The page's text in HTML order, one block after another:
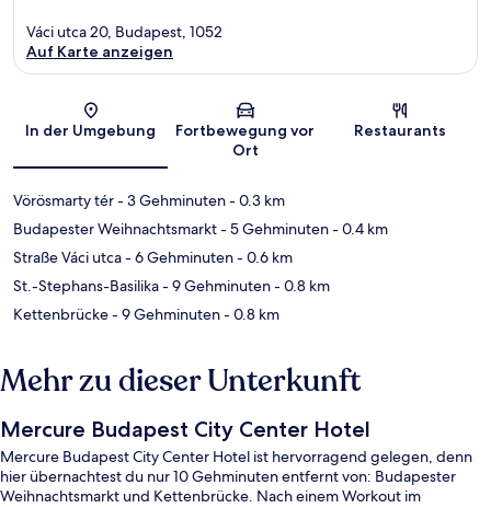
Karte
Váci utca 20, Budapest, 1052
Auf Karte anzeigen
In der Umgebung
Fortbewegung vor
Ort
Restaurants
Vörösmarty tér- 3 Gehminuten- 0.3 km
Budapester Weihnachtsmarkt- 5 Gehminuten- 0.4 km
Straße Váci utca- 6 Gehminuten- 0.6 km
St.-Stephans-Basilika- 9 Gehminuten- 0.8 km
Kettenbrücke- 9 Gehminuten- 0.8 km
Mehr zu dieser Unterkunft
Mercure Budapest City Center Hotel
Mercure Budapest City Center Hotel ist hervorragend gelegen, denn
hier übernachtest du nur 10 Gehminuten entfernt von: Budapester
Weihnachtsmarkt und Kettenbrücke. Nach einem Workout im